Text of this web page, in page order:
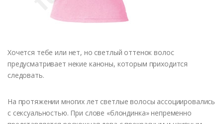
Хочется тебе или нет, но светлый оттенок волос
предусматривает некие каноны, которым приходится
следовать.
На протяжении многих лет светлые волосы ассоциировались
с сексуальностью. При слове «блондинка» непременно